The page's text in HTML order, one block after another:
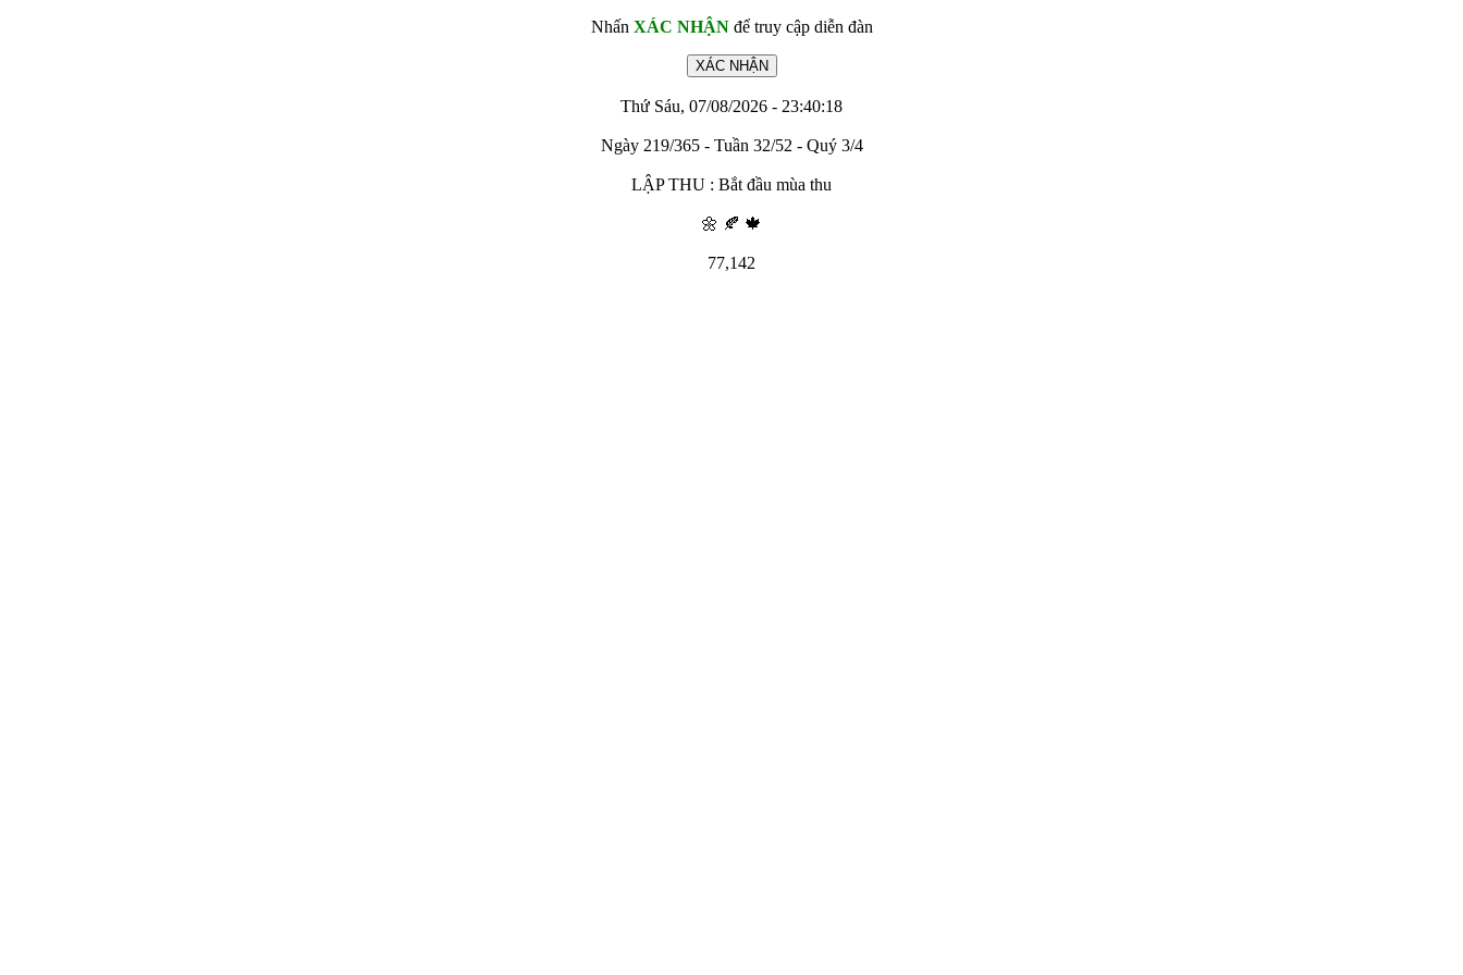
Nhấn XÁC NHẬNđể truy cập diễn đàn
Thứ Sáu, 07/08/2026 - 23:40:18
Ngày 219/365 - Tuần 32/52 - Quý 3/4
LẬP THU : Bắt đầu mùa thu
🌼 🍂 🍁
77,142